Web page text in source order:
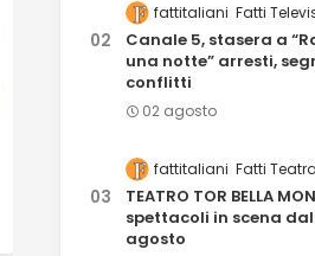
fattitaliani Fatti
Canale 5, stasera a
una notte” arresti,
conflitti
02 agosto
fattitaliani Fatti
TEATRO TOR BELLA
spettacoli in scena
agosto